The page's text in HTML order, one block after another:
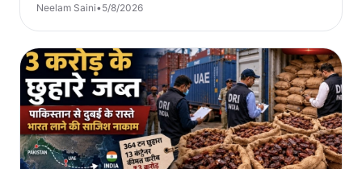
Neelam Saini•5/8/2026